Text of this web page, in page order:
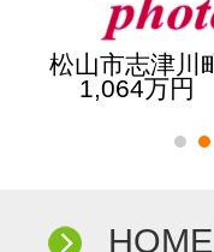
松山市志津川
1,064万円
HOME